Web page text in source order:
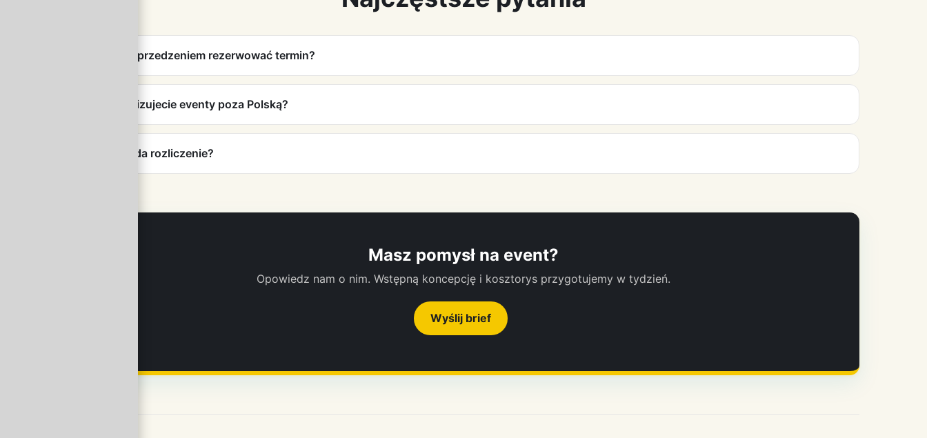
Z jakim wyprzedzeniem rezerwować termin?
Czy organizujecie eventy poza Polską?
Jak wygląda rozliczenie?
Masz pomysł na event?
Opowiedz nam o nim. Wstępną koncepcję i kosztorys przygotujemy w tydzień.
Wyślij brief